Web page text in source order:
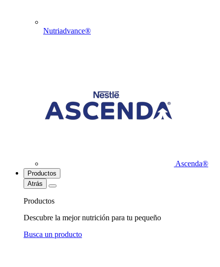
Nutriadvance®
Ascenda®
Productos
Atrás
Productos
Descubre la mejor nutrición para tu pequeño
Busca un producto